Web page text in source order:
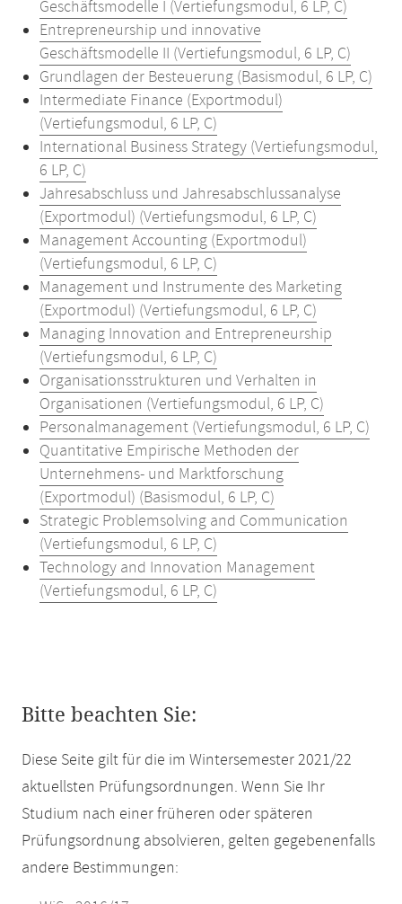
Geschäftsmodelle I (Vertiefungsmodul, 6 LP, C)
Entrepreneurship und innovative
Geschäftsmodelle II (Vertiefungsmodul, 6 LP, C)
Grundlagen der Besteuerung (Basismodul, 6 LP, C)
Intermediate Finance (Exportmodul)
(Vertiefungsmodul, 6 LP, C)
International Business Strategy (Vertiefungsmodul,
6 LP, C)
Jahresabschluss und Jahresabschlussanalyse
(Exportmodul) (Vertiefungsmodul, 6 LP, C)
Management Accounting (Exportmodul)
(Vertiefungsmodul, 6 LP, C)
Management und Instrumente des Marketing
(Exportmodul) (Vertiefungsmodul, 6 LP, C)
Managing Innovation and Entrepreneurship
(Vertiefungsmodul, 6 LP, C)
Organisationsstrukturen und Verhalten in
Organisationen (Vertiefungsmodul, 6 LP, C)
Personalmanagement (Vertiefungsmodul, 6 LP, C)
Quantitative Empirische Methoden der
Unternehmens- und Marktforschung
(Exportmodul) (Basismodul, 6 LP, C)
Strategic Problemsolving and Communication
(Vertiefungsmodul, 6 LP, C)
Technology and Innovation Management
(Vertiefungsmodul, 6 LP, C)
Bitte beachten Sie:
Diese Seite gilt für die im Wintersemester 2021/22
aktuellsten Prüfungsordnungen. Wenn Sie Ihr
Studium nach einer früheren oder späteren
Prüfungsordnung absolvieren, gelten gegebenenfalls
andere Bestimmungen: